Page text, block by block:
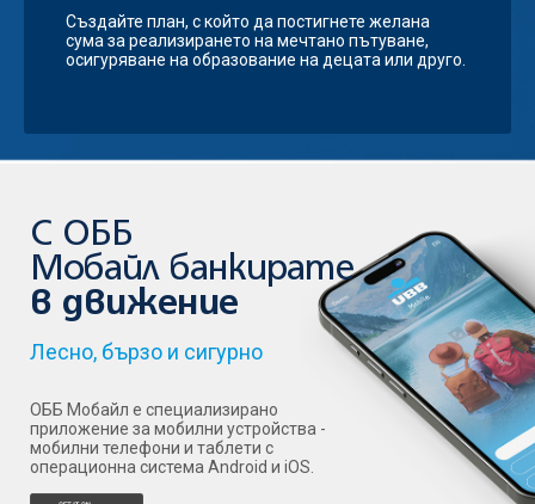
Създайте план, с който да постигнете желана
сума за реализирането на мечтано пътуване,
осигуряване на образование на децата или друго.
С ОББ
Мобайл банкирате
в движение
Лесно, бързо и сигурно
ОББ Мобайл е специализирано
приложение за мобилни устройства -
мобилни телефони и таблети с
операционна система Android и iOS.